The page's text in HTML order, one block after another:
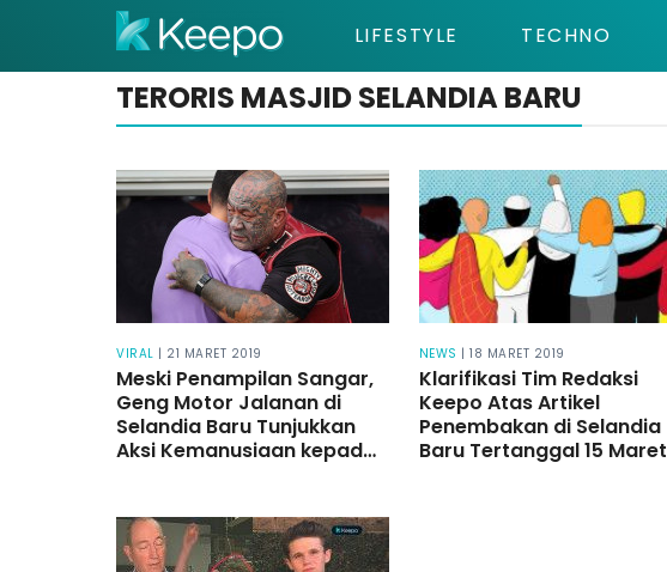
LIFESTYLE TECHNO
TERORIS MASJID SELANDIA BARU
VIRAL | 21 MARET 2019
Meski Penampilan Sangar,
Geng Motor Jalanan di
Selandia Baru Tunjukkan
Aksi Kemanusiaan kepada
NEWS | 18 MARET 2019
Klarifikasi Tim Redaksi
Keepo Atas Artikel
Penembakan di Selandia
Baru Tertanggal 15 Maret